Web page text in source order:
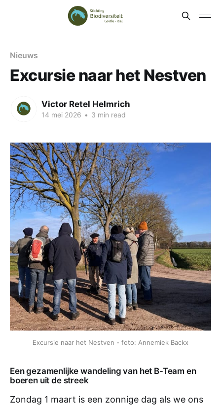
Nieuws
Excursie naar het Nestven
Victor Retel Helmrich
14 mei 2026 • 3 min read
Excursie naar het Nestven - foto: Annemiek Backx
Een gezamenlijke wandeling van het B-Team en
boeren uit de streek
Zondag 1 maart is een zonnige dag als we ons